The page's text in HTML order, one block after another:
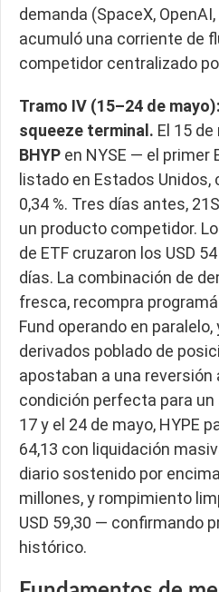
demanda (SpaceX,
acumuló una corriente de
competidor centralizado
Tramo IV (15–24 de
squeeze terminal. El 15 de
BHYP en NYSE — el primer
listado en Estados Unidos,
0,34 %. Tres días antes,
un producto competidor.
de ETF cruzaron los USD
días. La combinación de
fresca, recompra
Fund operando en
derivados poblado de
apostaban a una reversión
condición perfecta para un
17 y el 24 de mayo, HYPE
64,13 con liquidación
diario sostenido por
millones, y rompimiento
USD 59,30 — confirmando
histórico.